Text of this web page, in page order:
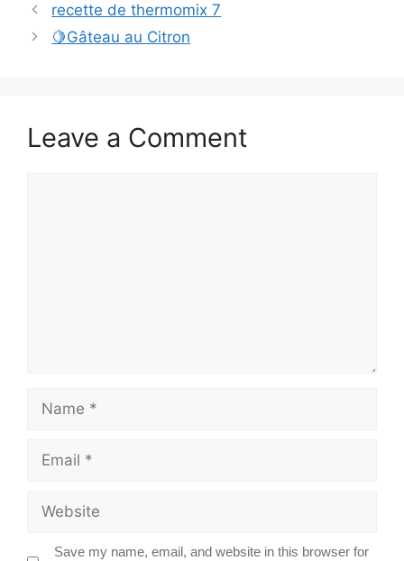
recette de thermomix 7
🍋Gâteau au Citron
Leave a Comment
Name
Email
Website
Save my name, email, and website in this browser for